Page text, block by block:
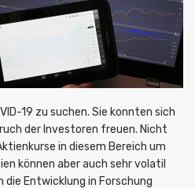
19 zu suchen. Sie konnten sich
der Investoren freuen. Nicht
in diesem Bereich um
können aber auch sehr volatil
die Entwicklung in Forschung